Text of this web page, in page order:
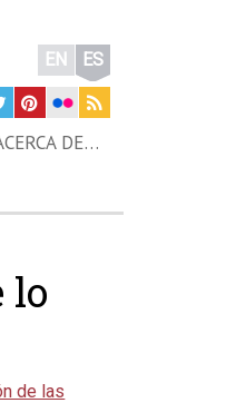
EN ES
DE…
lo
de las